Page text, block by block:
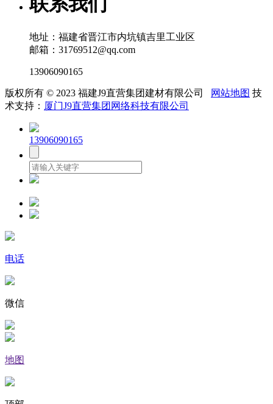
地址：福建省晋江市内坑镇吉里工业区
邮箱：31769512@qq.com
13906090165
版权所有 © 2023 福建J9直营集团建材有限公司 网站地图 技
术支持： 厦门J9直营集团网络科技有限公司
13906090165
电话
微信
地图